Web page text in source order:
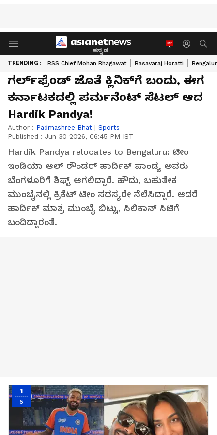
ಕನ್ನಡ
TRENDING : RSS Chief Mohan Bhagawat Basavaraj Horatti
ಗರ್ಲ್‌ಫ್ರೆಂಡ್‌ ಜೊತೆ ಕ್ಲಿನಿಕ್‌ಗೆ ಬಂದು, ಈಗ
ಕರ್ನಾಟಕದಲ್ಲಿ ಪರ್ಮನೆಂಟ್ ಸೆಟಲ್‌ ಆದ
Hardik Pandya!
Author : Padmashree Bhat | Sports
Published : Jun 30 2026, 06:45 PM IST
Hardik Pandya relocates to Bengaluru: ಟೀಂ
ಇಂಡಿಯಾ ಆಲ್ ರೌಂಡರ್ ಹಾರ್ದಿಕ್ ಪಾಂಡ್ಯ ಅವರು
ಬೆಂಗಳೂರಿಗೆ ಶಿಫ್ಟ್‌ ಆಗಲಿದ್ದಾರೆ. ಹೌದು, ಬಹುತೇಕ
ಮುಂಬೈನಲ್ಲಿ ಕ್ರಿಕೆಟ್‌ ಟೀಂ ಸದಸ್ಯರೇ ನೆಲೆಸಿದ್ದಾರೆ. ಆದರೆ
ಹಾರ್ದಿಕ್‌ ಮಾತ್ರ ಮುಂಬೈ ಬಿಟ್ಟು, ಸಿಲಿಕಾನ್‌ ಸಿಟಿಗೆ
ಬಂದಿದ್ದಾರಂತೆ.
1
5